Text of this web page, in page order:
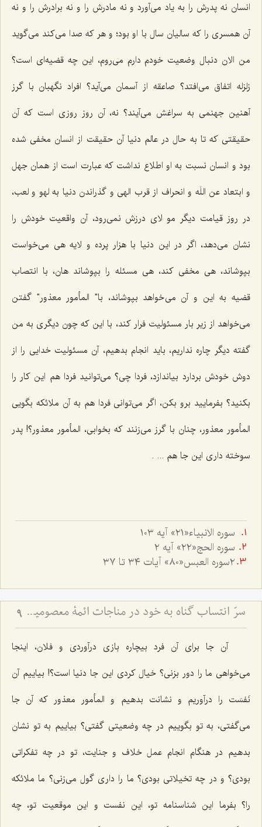
انسان نه پدرش را به یاد می‌آورد و نه مادرش را و نه برادرش را و نه
آن همسری را كه سالیان سال با او بود؛ و هر كه صدا می‌كند می‌گوید
من الان دنبال وضعیت خودم دارم می‌روم، این چه قضیه‌ای است؟
زلزله اتفاق می‌افتد؟ صاعقه از آسمان می‌آید؟ افراد نگهبان با گرز
آهنین جهنمی به سراغش می‌آیند؟ نه، آن روز روزی است كه آن
حقیقتی كه تا به حال در عالم دنیا آن حقیقت از انسان مخفی شده
بود و انسان نسبت به او اطلاع نداشت كه عبارت است از همان جهل
و ابتعاد عن اللَه و انحراف از قرب الهی و گذراندن دنیا به لهو و لعب،
در روز قیامت دیگر مو لای درزش نمی‌رود، آن واقعیت خودش را
نشان می‌دهد، اگر در این دنیا با هزار پرده و لایه هی می‌خواست
بپوشاند، هی مخفی كند، هی مسئله را بپوشاند هان، با انتصاب
قضیه به این و آن می‌خواهد بپوشاند، با" المأمور معذور" گفتن
می‌خواهد از زیر بار مسئولیت فرار كند، با این كه چون دیگری به من
گفته دیگر چاره نداریم، باید انجام بدهیم، آن مسئولیت خدایی را از
دوش خودش بردارد بیاندازد، فردا چی؟ می‌توانید فردا هم این كار را
بكنید؟ بفرمایید برو بكن، اگر می‌توانی فردا هم به آن ملائكه بگویی
المأمور معذور، چنان با گرز می‌زنند كه بخوابی، المأمور معذور؟! پدر
سوخته داری این جا هم ... .
سوره الانبياء«٢١» آيه ١٠٣
سوره الحج«٢٢» آيه ٢
٢سوره العبس«٨٠» آيات ٣٤ تا ٣٧
سرّ انتساب گناه به خود در مناجات ائمۀ معصومین علیهم السلام (2) 9
آن جا برای آن فرد بیچاره بازی درآوردی و فلان، اینجا
می‌خواهی ما را دور بزنی؟ خیال كردی این جا دنیا است؟! بیاییم آن
نَفسَت را درآوریم و نشانت بدهیم و المأمور معذور كه آن جا
می‌گفتی، به تو بگوییم در چه وضعیتی گفتی؟ بیاییم به تو نشان
بدهیم در هنگام انجام عمل خلاف و جنایت، تو در چه تفكراتی
بودی؟ و در چه تخیلاتی بودی؟ ما را داری گول می‌زنی؟ ما ملائكه
را؟ بفرما این شناسنامه تو، این نفست و این موقعیت تو، چه